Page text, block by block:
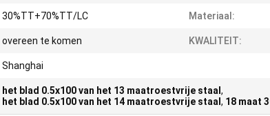
30%TT+70%TT/LC Materiaal:
overeen te komen KWALITEIT:
Shanghai
het blad 0.5x100 van het 13 maatroestvrije staal ,
het blad 0.5x100 van het 14 maatroestvrije staal , 18 maat